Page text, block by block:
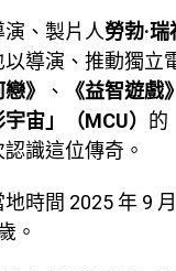
、製片人勞勃·
導演、推動獨立
》 、 《益智遊戲》
宇宙」（MCU） 的
識這位傳奇。
時間 2025 年 9
。